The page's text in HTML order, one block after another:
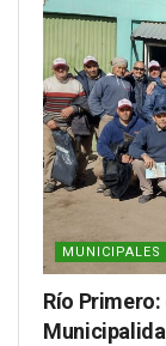
MUNICIPALES
Río